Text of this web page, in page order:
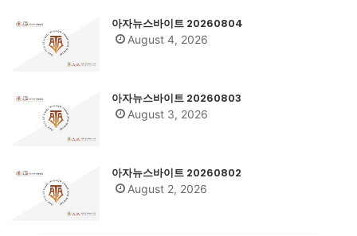
아자뉴스바이트 20260804
August 4, 2026
아자뉴스바이트 20260803
August 3, 2026
아자뉴스바이트 20260802
August 2, 2026